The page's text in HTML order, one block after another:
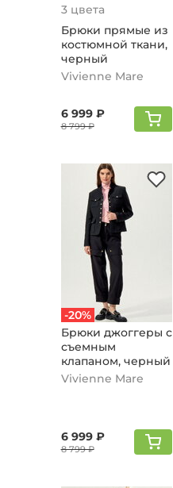
3 цвета
Брюки прямые из
костюмной ткани,
черный
Vivienne Mare
6 999 ₽
8 799 ₽
-20%
Брюки джоггеры с
съемным
клапаном, черный
Vivienne Mare
6 999 ₽
8 799 ₽